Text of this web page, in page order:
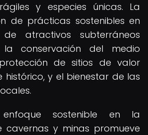
y especies únicas. La
de prácticas sostenibles en
atractivos subterráneos
conservación del medio
de sitios de valor
histórico, y el bienestar de las
sostenible en la
cavernas y minas promueve